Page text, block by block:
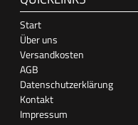
Start
Über uns
Versandkosten
AGB
Datenschutzerklärung
Kontakt
Impressum